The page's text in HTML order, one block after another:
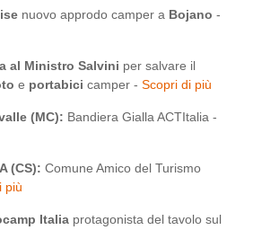
nuovo approdo camper a Bojano -
al Ministro Salvini per salvare il
e portabici camper - Scopri di più
(MC): Bandiera Gialla ACTItalia -
(CS): Comune Amico del Turismo
più
Italia protagonista del tavolo sul